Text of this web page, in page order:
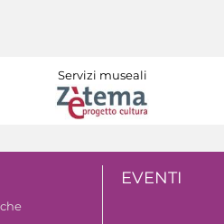
Servizi museali
EVENTI